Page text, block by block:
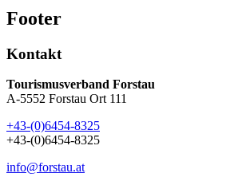
Footer
Kontakt
Tourismusverband Forstau
A-5552 Forstau Ort 111
+43-(0)6454-8325
+43-(0)6454-8325
info@forstau.at